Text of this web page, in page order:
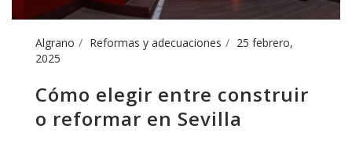
Algrano Reformas y adecuaciones
25 febrero,
2025
Cómo elegir entre construir
o reformar en Sevilla